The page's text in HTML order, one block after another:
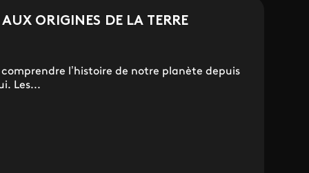
ORIGINES DE LA TERRE
l’histoire de notre planète depuis
Les...